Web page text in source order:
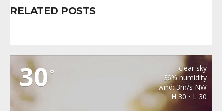
RELATED POSTS
30°
clear sky
36% humidity
wind: 3m/s NW
H 30 • L 30